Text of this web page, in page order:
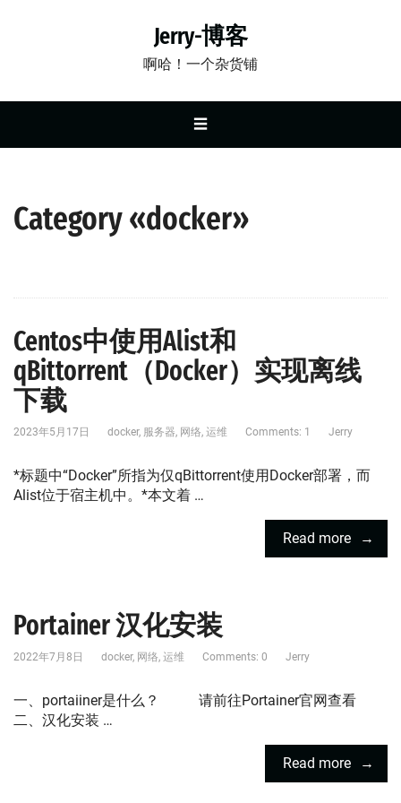
Jerry-博客
啊哈！一个杂货铺
☰
Category «docker»
Centos中使用Alist和
qBittorrent（Docker）实现离线
下载
2023年5月17日 docker, 服务器, 网络, 运维 Comments: 1 Jerry
*标题中“Docker”所指为仅qBittorrent使用Docker部署，而
Alist位于宿主机中。*本文着 …
Read more
Portainer 汉化安装
2022年7月8日 docker, 网络, 运维 Comments: 0 Jerry
一、portaiiner是什么？ 请前往Portainer官网查看
二、汉化安装 …
Read more